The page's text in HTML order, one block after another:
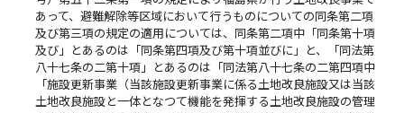
あって、避難解除等区域において行うものについての同条第二項
及び第三項の規定の適用については、同条第二項中「同条第十項
及び」とあるのは「同条第四項及び第十項並びに」と、「同法第
八十七条の二第十項」とあるのは「同法第八十七条の二第四項中
「施設更新事業（当該施設更新事業に係る土地改良施設又は当該
土地改良施設と一体となつて機能を発揮する土地改良施設の管理